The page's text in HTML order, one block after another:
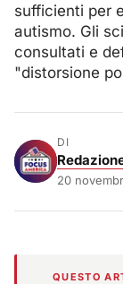
sufficienti per
autismo. Gli
consultati e
"distorsione
DI
20
QUESTO